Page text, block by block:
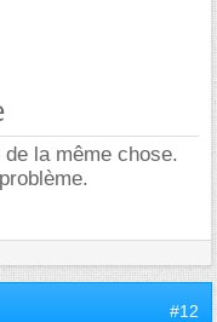
la même chose.
#12